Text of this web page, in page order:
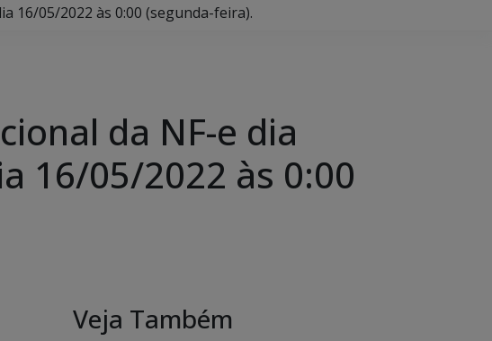
16/05/2022 às 0:00 (segunda-feira).
da NF-e dia
16/05/2022 às 0:00
Veja Também